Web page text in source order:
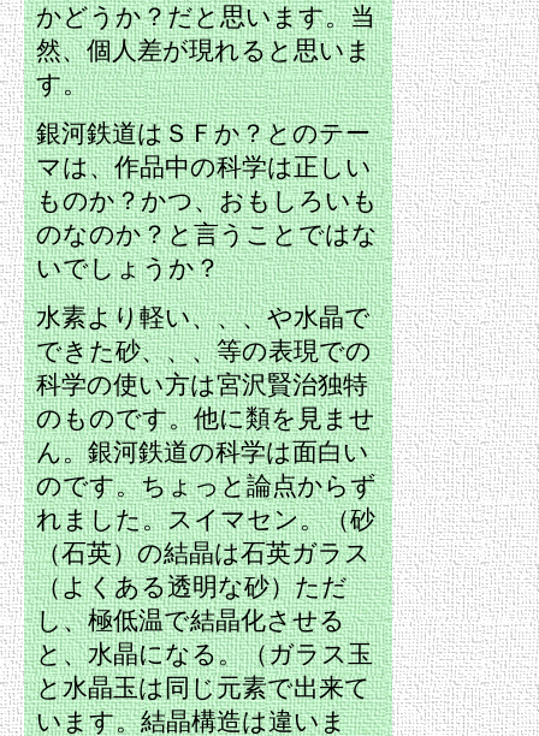
かどうか？だと思います。当
然、個人差が現れると思いま
す。
銀河鉄道はＳＦか？とのテー
マは、作品中の科学は正しい
ものか？かつ、おもしろいも
のなのか？と言うことではな
いでしょうか？
水素より軽い、、、や水晶で
できた砂、、、等の表現での
科学の使い方は宮沢賢治独特
のものです。他に類を見ませ
ん。銀河鉄道の科学は面白い
のです。ちょっと論点からず
れました。スイマセン。（砂
（石英）の結晶は石英ガラス
（よくある透明な砂）ただ
し、極低温で結晶化させる
と、水晶になる。（ガラス玉
と水晶玉は同じ元素で出来て
います。結晶構造は違いま